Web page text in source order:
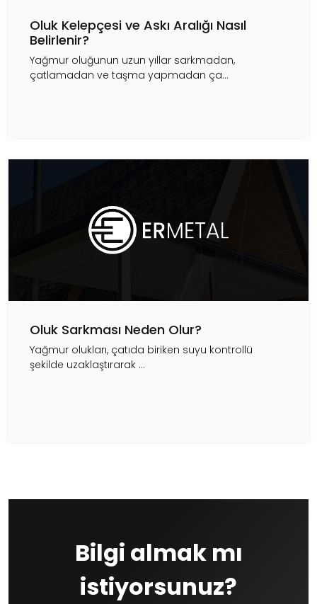
Oluk Kelepçesi ve Askı Aralığı Nasıl
Belirlenir?
Yağmur oluğunun uzun yıllar sarkmadan,
çatlamadan ve taşma yapmadan ça...
Oluk Sarkması Neden Olur?
Yağmur olukları, çatıda biriken suyu kontrollü
şekilde uzaklaştırarak ...
Bilgi almak mı
istiyorsunuz?